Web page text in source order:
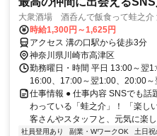
大衆酒場 酒呑んで飯食って蛙之介
時給1,300円～1,625円
アクセス 溝の口駅から徒歩3分
神奈川県川崎市高津区
勤務曜日・時間 平日 13:00～翌
16:00、17:00～翌1:00、20:00
仕事情報 ● 仕事内容 SNSでも話
わっている「蛙之介」！ 「楽し
客さんやスタッフと、元気に楽
社員登用あり 副業・WワークOK 土日